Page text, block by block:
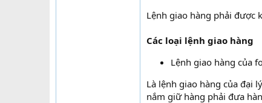
Lệnh giao hàng phải được
Các loại lệnh giao hàng
Lệnh giao hàng của
Là lệnh giao hàng của đại
nắm giữ hàng phải đưa